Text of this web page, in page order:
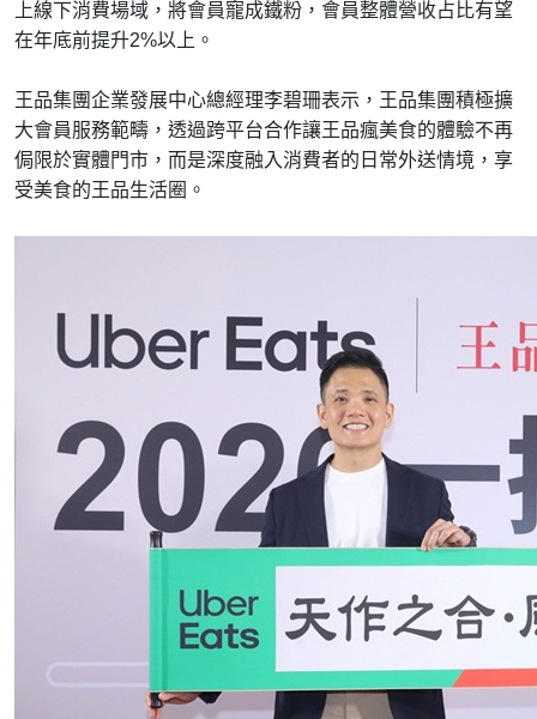
上線下消費場域，將會員寵成鐵粉，會員整體營收占比有望
在年底前提升2%以上。
王品集團企業發展中心總經理李碧珊表示，王品集團積極擴
大會員服務範疇，透過跨平台合作讓王品瘋美食的體驗不再
侷限於實體門市，而是深度融入消費者的日常外送情境，享
受美食的王品生活圈。